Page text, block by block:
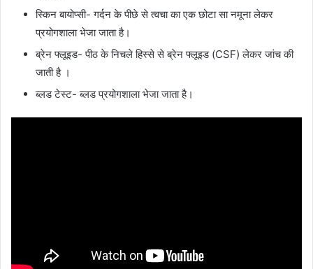
स्किन बायोप्सी- गर्दन के पीछे से त्वचा का एक छोटा सा नमूना लेकर
प्रयोगशाला भेजा जाता है।
ब्रेन फ्लूइड- पीठ के निचले हिस्से से ब्रेन फ्लूइड (CSF) लेकर जांच की
जाती है ।
ब्लड टेस्ट- ब्लड प्रयोगशाला भेजा जाता है।